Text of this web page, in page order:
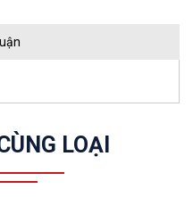
LOẠI